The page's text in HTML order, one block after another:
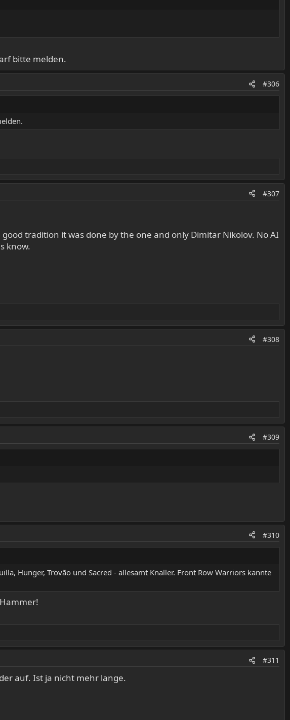
bitte melden.
#306
#307
good tradition it was done by the one and only Dimitar Nikolov. No AI
know.
#308
#309
#310
Hunger, Trovão und Sacred - allesamt Knaller. Front Row Warriors kannte
#311
auf. Ist ja nicht mehr lange.